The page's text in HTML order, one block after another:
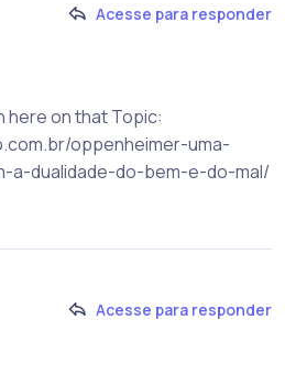
Acesse para responder
here on that Topic:
oppenheimer-uma-
a-dualidade-do-bem-e-do-mal/
Acesse para responder